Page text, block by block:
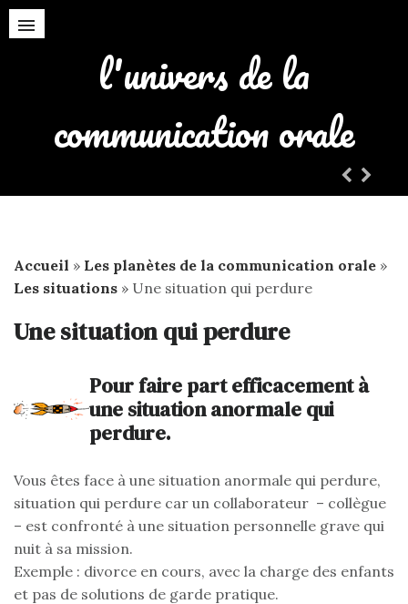
l'univers de la
communication orale
Accueil » Les planètes de la communication orale »
Les situations » Une situation qui perdure
Une situation qui perdure
Pour faire part efficacement à
une situation anormale qui
perdure.
Vous êtes face à une situation anormale qui perdure,
situation qui perdure car un collaborateur – collègue
– est confronté à une situation personnelle grave qui
nuit à sa mission.
Exemple : divorce en cours, avec la charge des enfants
et pas de solutions de garde pratique.